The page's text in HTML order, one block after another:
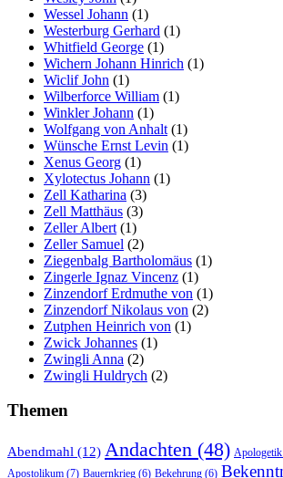
Wessel Johann (1)
Westerburg Gerhard (1)
Whitfield George (1)
Wichern Johann Hinrich (1)
Wiclif John (1)
Wilberforce William (1)
Winkler Johann (1)
Wolfgang von Anhalt (1)
Wünsche Ernst Levin (1)
Xenus Georg (1)
Xylotectus Johann (1)
Zell Katharina (3)
Zell Matthäus (3)
Zeller Albert (1)
Zeller Samuel (2)
Ziegenbalg Bartholomäus (1)
Zingerle Ignaz Vincenz (1)
Zinzendorf Erdmuthe von (1)
Zinzendorf Nikolaus von (2)
Zutphen Heinrich von (1)
Zwick Johannes (1)
Zwingli Anna (2)
Zwingli Huldrych (2)
Themen
Abendmahl (12) Andachten (48) Apologetik
Apostolikum (7) Bauernkrieg (6) Bekehrung (6)